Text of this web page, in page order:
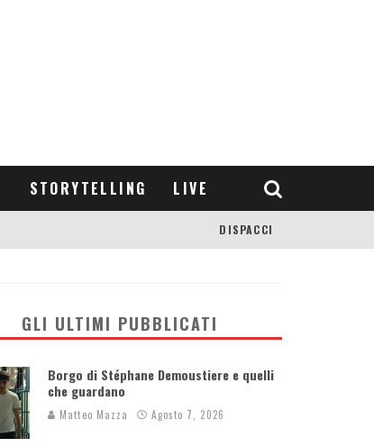
STORYTELLING LIVE
DISPACCI
GLI ULTIMI PUBBLICATI
Borgo di Stéphane Demoustiere e quelli
che guardano
Matteo Mazza Agosto 7, 2026